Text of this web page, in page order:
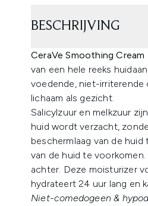
BESCHRIJVING
CeraVe Smoothing Cream
van een hele reeks
voedende, niet-irriterende
lichaam als gezicht.
Salicylzuur en melkzuur
huid wordt verzacht,
beschermlaag van de
van de huid te
achter. Deze moisturizer
hydrateert 24 uur lang en
Niet-comedogeen &